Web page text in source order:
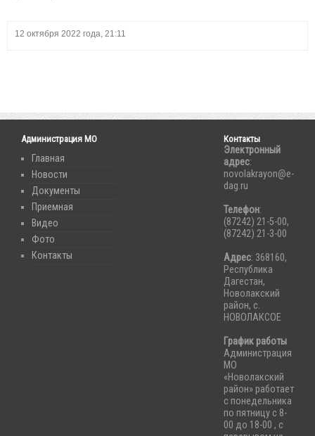
12 октября 2022 года, 21:11
Администрация МО
Главная
Новости
Документы
Приемная
Видео
Фото
Контакты
Контакты
Электронный
адрес:
novolakrayon@e-
dag.ru
Телефон:
(87242) 21-5-00,
(87242) 21-3-00
Адрес: 368160,
Республика
Дагестан,
Новолакский
район, с.
НОВОЛАКСОЕ
График работы
Администрация
МО
«Новолакский
район» работает
с понедельника
по пятницу с 8-
00 до 18-00 , с